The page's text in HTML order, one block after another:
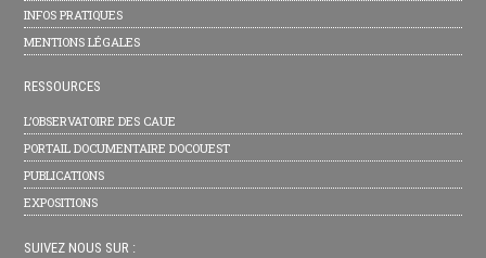
INFOS PRATIQUES
MENTIONS LÉGALES
RESSOURCES
L’OBSERVATOIRE DES CAUE
PORTAIL DOCUMENTAIRE DOCOUEST
PUBLICATIONS
EXPOSITIONS
SUIVEZ NOUS SUR :